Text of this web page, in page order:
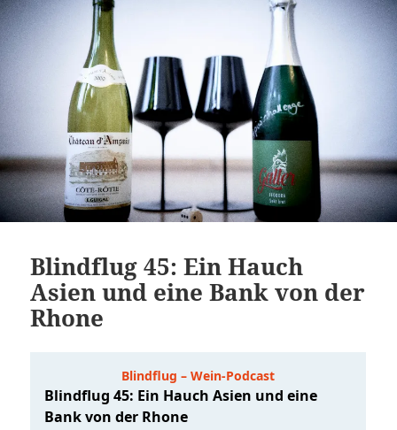
Blindflug 45: Ein Hauch
Asien und eine Bank von der
Rhone